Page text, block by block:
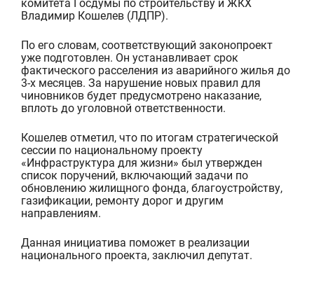
комитета Госдумы по строительству и ЖКХ
Владимир Кошелев (ЛДПР).
По его словам, соответствующий законопроект
уже подготовлен. Он устанавливает срок
фактического расселения из аварийного жилья до
3-х месяцев. За нарушение новых правил для
чиновников будет предусмотрено наказание,
вплоть до уголовной ответственности.
Кошелев отметил, что по итогам стратегической
сессии по национальному проекту
«Инфраструктура для жизни» был утвержден
список поручений, включающий задачи по
обновлению жилищного фонда, благоустройству,
газификации, ремонту дорог и другим
направлениям.
Данная инициатива поможет в реализации
национального проекта, заключил депутат.